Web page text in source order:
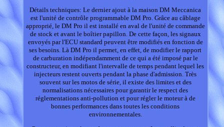
Détails techniques: Le dernier ajout à la maison DM Meccanica
est l'unité de contrôle programmable DM Pro. Grâce au câblage
approprié, le DM Pro il est installé en aval de l'unité de commande
de stock et avant le boîtier papillon. De cette façon, les signaux
envoyés par l'ECU standard peuvent être modifiés en fonction de
ses besoins. Là DM Pro il permet, en effet, de modifier le rapport
de carburation indépendamment de ce qui a été imposé par le
constructeur, en modifiant l'intervalle de temps pendant lequel les
injecteurs restent ouverts pendant la phase d'admission. Très
souvent sur les motos de série, il existe des limites et des
normalisations nécessaires pour garantir le respect des
réglementations anti-pollution et pour régler le moteur à de
bonnes performances dans toutes les conditions
environnementales.